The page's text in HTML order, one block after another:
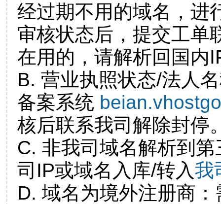
经过期不用的域名，进
审核状态后，提交工单
在用的，请解析回国内
B. 营业执照状态/法人
备案系统
核后联系我司解除封停
C. 非我司域名解析到
司IP或域名入库/转入我
D. 域名为境外注册商